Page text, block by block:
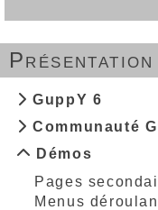
Présentation
GuppY 6
Communauté
Démos
Pages
Menus